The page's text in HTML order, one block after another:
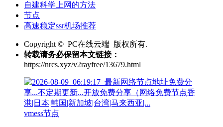
自建科学上网的方法
节点
高速稳定ssr机场推荐
Copyright © PC在线云端 版权所有.
转载请务必保留本文链接：
https://nrcs.xyz/v2rayfree/13679.html
vmess节点